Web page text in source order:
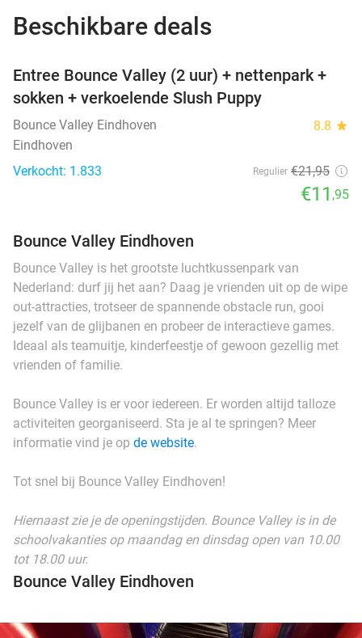
Beschikbare deals
Entree Bounce Valley (2 uur) + nettenpark +
sokken + verkoelende Slush Puppy
Bounce Valley Eindhoven 8.8 star
Eindhoven
Verkocht: 1.833
Regulier €21,95
€11 ,95
Bounce Valley Eindhoven
Bounce Valley is het grootste luchtkussenpark van
Nederland: durf jij het aan? Daag je vrienden uit op de wipe
out-attracties, trotseer de spannende obstacle run, gooi
jezelf van de glijbanen en probeer de interactieve games.
Ideaal als teamuitje, kinderfeestje of gewoon gezellig met
vrienden of familie.
Bounce Valley is er voor iedereen. Er worden altijd talloze
activiteiten georganiseerd. Sta je al te springen? Meer
informatie vind je op de website.
Tot snel bij Bounce Valley Eindhoven!
Hiernaast zie je de openingstijden. Bounce Valley is in de
schoolvakanties op maandag en dinsdag open van 10.00
tot 18.00 uur.
Bounce Valley Eindhoven